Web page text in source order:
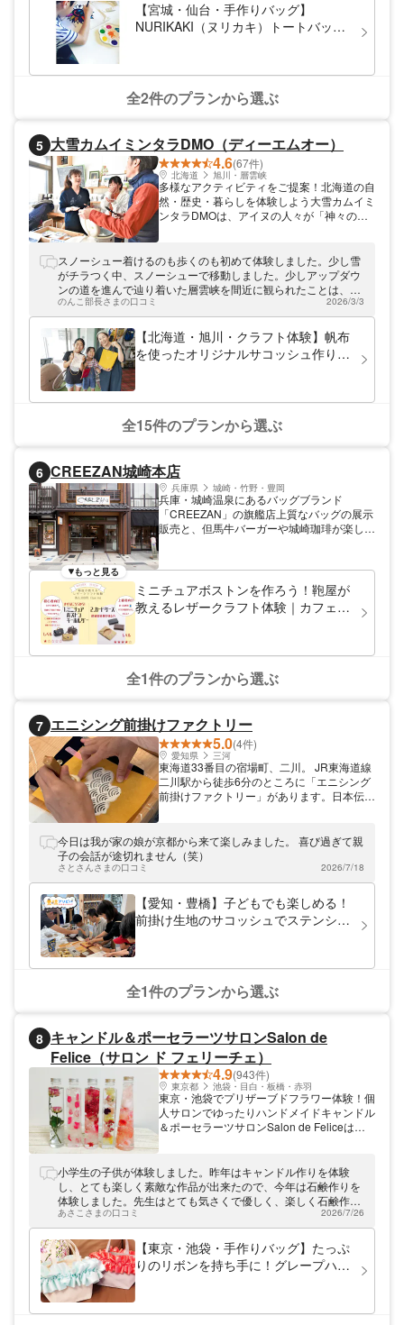
【宮城・仙台・手作りバッグ】
NURIKAKI（ヌリカキ）トートバッグ
全2件のプランから選ぶ
5 大雪カムイミンタラDMO（ディーエムオー）
4.6(67件)
北海道 旭川・層雲峡
多様なアクティビティをご提案！北海道の自
然・歴史・暮らしを体験しよう大雪カムイミ
ンタラDMOは、アイヌの人々が「神々の遊
町（鷹栖町・東神楽町・当麻町・比布町・愛
別町・上川町・東川町・美瑛町）で楽しめる
アクティビティや文化体験を企画・販売し、
スノーシュー着けるのも歩くのも初めて体験しました。少し雪
がチラつく中、スノーシューで移動しました。少しアップダウ
ンの道を進んで辿り着いた層雲峡を間近に観られたことは、最
高の経験でした。氷爆の色と大きさはこの時季しか見られませ
ん。 ガイドさんに、とても丁寧に現地の案内や説明をしていた
だいて、最高の体験でした。
のんこ部長さまの口コミ 2026/3/3
【北海道・旭川・クラフト体験】帆布
を使ったオリジナルサコッシュ作り体
全15件のプランから選ぶ
6 CREEZAN城崎本店
兵庫県 城崎・竹野・豊岡
兵庫・城崎温泉にあるバッグブランド
「CREEZAN」の旗艦店上質なバッグの展示
販売と、但馬牛バーガーや城崎珈琲が楽しめ
もっと見る
ミニチュアボストンを作ろう！鞄屋が
教えるレザークラフト体験｜カフェワ
全1件のプランから選ぶ
7 エニシング前掛けファクトリー
5.0(4件)
愛知県 三河
東海道33番目の宿場町、二川。 JR東海道線
二川駅から徒歩6分のところに「エニシング
前掛けファクトリー」があります。日本伝統
100年前の織り機を使った製造を見学した
り、デザインを入れる体験をしたりが可能で
今日は我が家の娘が京都から来て楽しみました。 喜び過ぎて親
子の会話が途切れません（笑）
さとさんさまの口コミ 2026/7/18
【愛知・豊橋】子どもでも楽しめる！
前掛け生地のサコッシュでステンシル
全1件のプランから選ぶ
8 キャンドル＆ポーセラーツサロンSalon de
Felice（サロン ド フェリーチェ）
4.9(943件)
東京都 池袋・目白・板橋・赤羽
東京・池袋でプリザーブドフラワー体験！個
人サロンでゆったりハンドメイドキャンドル
＆ポーセラーツサロンSalon de Feliceは、
集」という意味のハーバリウムは、お花を標
本みたいに飾っておける新感覚のインテリア
です。当店は少人数制の個人サロン。気軽に
遊びにきて、ゆったりとハンドメイドをお楽
しみいただけます。
小学生の子供が体験しました。昨年はキャンドル作りを体験
し、とても楽しく素敵な作品が出来たので、今年は石鹸作りを
体験しました。先生はとても気さくで優しく、楽しく石鹸作り
が出来ました。とても素敵な石鹸が出来ました♡また他の体験
もしてみたいです♫
あさこさまの口コミ 2026/7/26
【東京・池袋・手作りバッグ】たっぷ
りのリボンを持ち手に！グレープハン